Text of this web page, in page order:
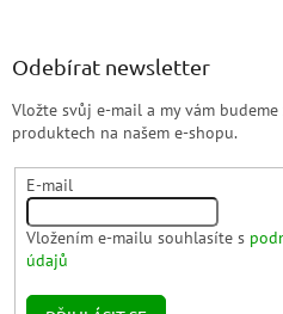
Odebírat newsletter
Vložte svůj e-mail a my vám
produktech na našem e-shopu.
E-mail
Vložením e-mailu souhlasíte s
údajů